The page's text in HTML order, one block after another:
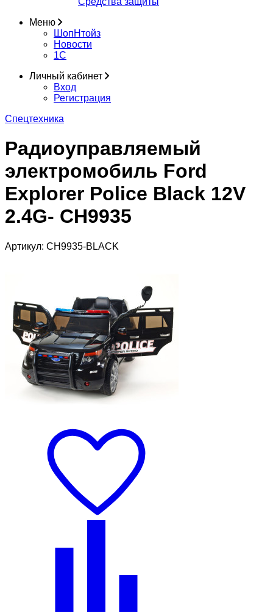
Меню
ШопНтойз
Новости
1C
Личный кабинет
Вход
Регистрация
Спецтехника
Радиоуправляемый
электромобиль Ford
Explorer Police Black 12V
2.4G- CH9935
Артикул: CH9935-BLACK